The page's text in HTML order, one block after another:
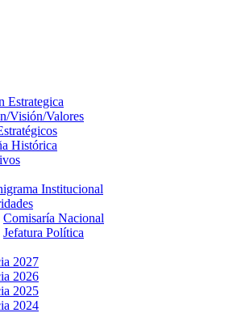
Estrategica
Visión/Valores
Histórica
Institucional
Comisaría Nacional
Jefatura Política
2027
2026
2025
2024